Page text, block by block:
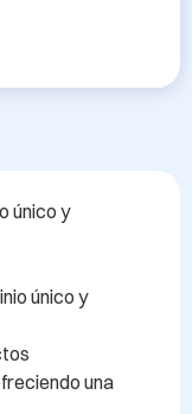
único y
único y
una